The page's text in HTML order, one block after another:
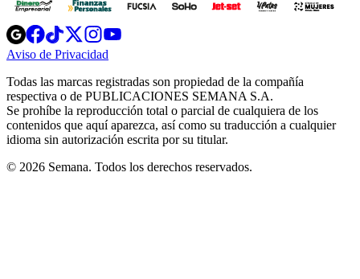
Opens
in
new
Opens
in
new
Opens
in
new
window
Opens
new
windowwindow
Aviso de Privacidad
new
window
Todas las marcas registradas son propiedad de la compañía
respectiva o de PUBLICACIONES SEMANA S.A.
Se prohíbe la reproducción total o parcial de cualquiera de los
contenidos que aquí aparezca, así como su traducción a cualquier
idioma sin autorización escrita por su titular.
© 2026 Semana. Todos los derechos reservados.